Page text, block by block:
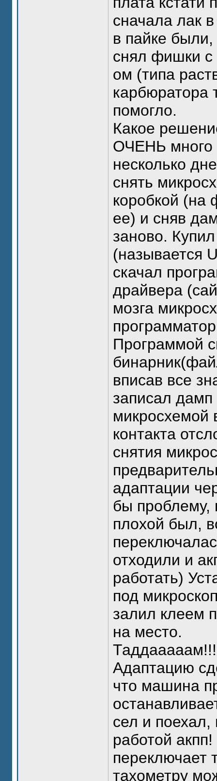
сначала лак
в пайке
снял фишки с
ом (типа
карбюратора
помогло.
Какое
ОЧЕНЬ много
несколько
снять
коробкой (на
ее) и сняв
заново.
(называется
скачал
драйвера
мозга
Программой
вписав все
записал
микросхемой
контакта
снятия
адаптации
бы проблему,
плохой был,
отходили и
работать)
под
залил клеем
на место.
Адаптацию
что машина
сел и поехал,
работой
переключает
тахометру